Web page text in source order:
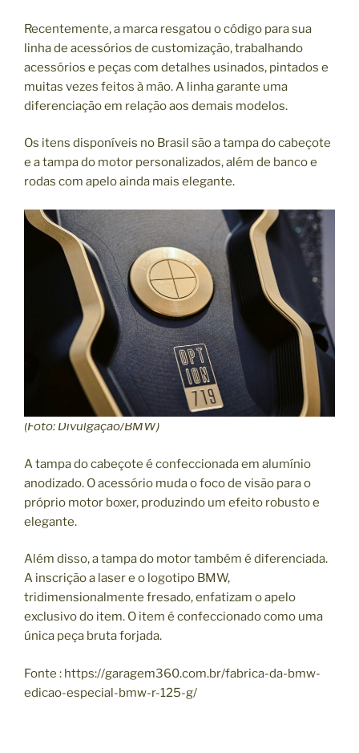
Recentemente, a marca resgatou o código para sua
linha de acessórios de customização, trabalhando
acessórios e peças com detalhes usinados, pintados e
muitas vezes feitos à mão. A linha garante uma
diferenciação em relação aos demais modelos.
Os itens disponíveis no Brasil são a tampa do cabeçote
e a tampa do motor personalizados, além de banco e
rodas com apelo ainda mais elegante.
(Foto: Divulgação/BMW)
A tampa do cabeçote é confeccionada em alumínio
anodizado. O acessório muda o foco de visão para o
próprio motor boxer, produzindo um efeito robusto e
elegante.
Além disso, a tampa do motor também é diferenciada.
A inscrição a laser e o logotipo BMW,
tridimensionalmente fresado, enfatizam o apelo
exclusivo do item. O item é confeccionado como uma
única peça bruta forjada.
Fonte : https://garagem360.com.br/fabrica-da-bmw-
edicao-especial-bmw-r-125-g/